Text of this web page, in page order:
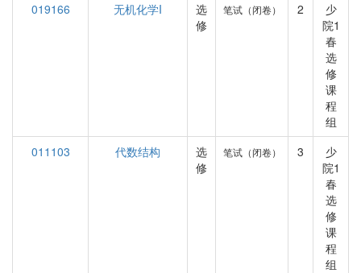
019166
无机化学I
选
修
笔试（闭卷） 2
少
院1
春
选
修
课
程
组
011103
代数结构
选
修
笔试（闭卷） 3
少
院1
春
选
修
课
程
组